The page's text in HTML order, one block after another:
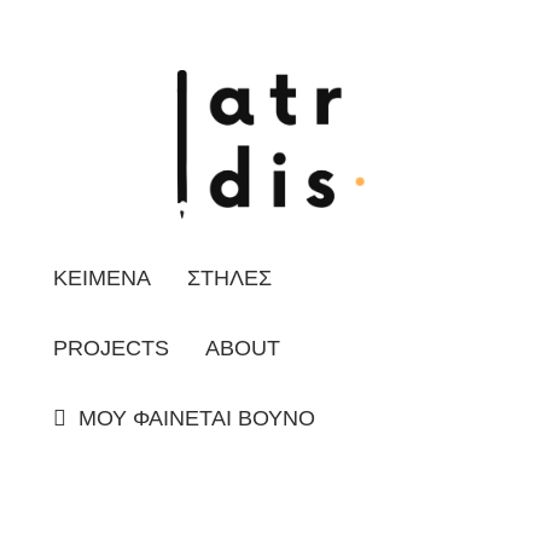
ΚΕΙΜΕΝΑ ΣΤΗΛΕΣ
PROJECTS ABOUT
ΜΟΥ ΦΑΙΝΕΤΑΙ ΒΟΥΝΟ